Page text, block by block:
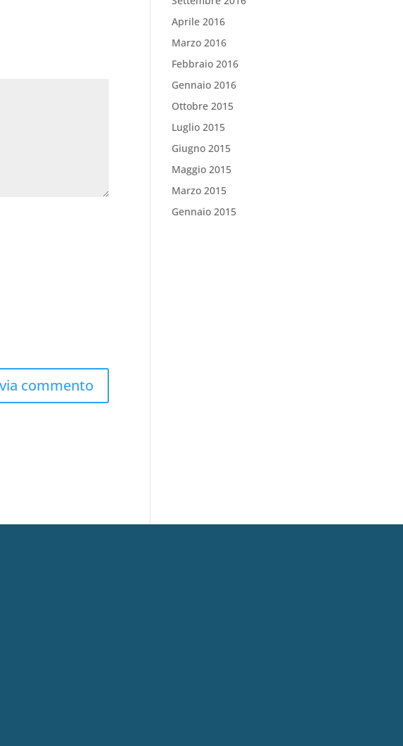
Aprile 2016
Marzo 2016
Febbraio 2016
Gennaio 2016
Ottobre 2015
Luglio 2015
Giugno 2015
Maggio 2015
Marzo 2015
Gennaio 2015